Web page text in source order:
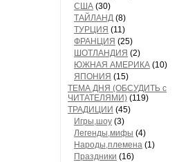
США (30)
ТАЙЛАНД (8)
ТУРЦИЯ (11)
ФРАНЦИЯ (25)
ШОТЛАНДИЯ (2)
ЮЖНАЯ АМЕРИКА (10)
ЯПОНИЯ (15)
ТЕМА ДНЯ (ОБСУДИТЬ с
ЧИТАТЕЛЯМИ) (119)
ТРАДИЦИИ (45)
Игры,шоу (3)
Легенды,мифы (4)
Народы,племена (1)
Праздники (16)